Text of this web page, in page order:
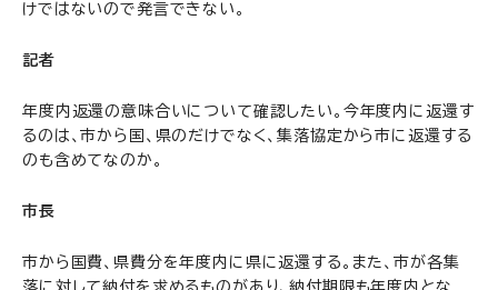
けではないので発言できない。
記者
年度内返還の意味合いについて確認したい。今年度内に返還す
るのは、市から国、県のだけでなく、集落協定から市に返還する
のも含めてなのか。
市長
市から国費、県費分を年度内に県に返還する。また、市が各集
落に対して納付を求めるものがあり、納付期限も年度内とな